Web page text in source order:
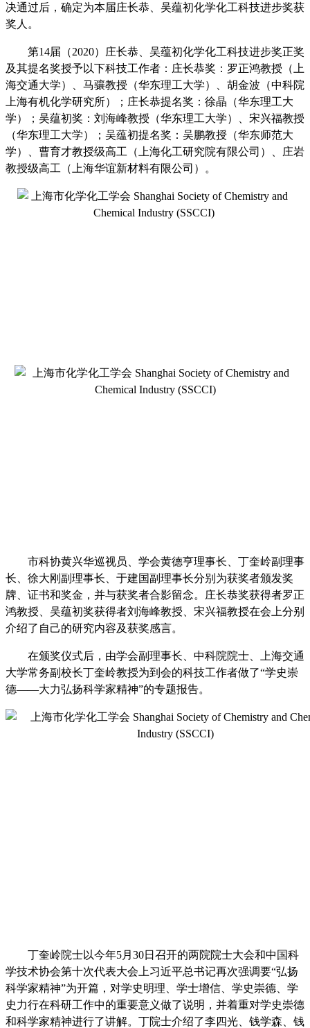
决通过后，确定为本届庄长恭、吴蕴初化学化工科技进步奖获
奖人。
第14届（2020）庄长恭、吴蕴初化学化工科技进步奖正奖
及其提名奖授予以下科技工作者：庄长恭奖：罗正鸿教授（上
海交通大学）、马骧教授（华东理工大学）、胡金波（中科院
上海有机化学研究所）；庄长恭提名奖：徐晶（华东理工大
学）；吴蕴初奖：刘海峰教授（华东理工大学）、宋兴福教授
（华东理工大学）；吴蕴初提名奖：吴鹏教授（华东师范大
学）、曹育才教授级高工（上海化工研究院有限公司）、庄岩
教授级高工（上海华谊新材料有限公司）。
市科协黄兴华巡视员、学会黄德亨理事长、丁奎岭副理事
长、徐大刚副理事长、于建国副理事长分别为获奖者颁发奖
牌、证书和奖金，并与获奖者合影留念。庄长恭奖获得者罗正
鸿教授、吴蕴初奖获得者刘海峰教授、宋兴福教授在会上分别
介绍了自己的研究内容及获奖感言。
在颁奖仪式后，由学会副理事长、中科院院士、上海交通
大学常务副校长丁奎岭教授为到会的科技工作者做了“学史崇
德——大力弘扬科学家精神”的专题报告。
丁奎岭院士以今年5月 30日召开的两院院士大会和中国科
学技术协会第十次代表大会上习近平总书记再次强调要“弘扬
科学家精神”为开篇，对学史明理、学士增信、学史崇德、学
史力行在科研工作中的重要意义做了说明，并着重对学史崇德
和科学家精神进行了讲解。丁院士介绍了李四光、钱学森、钱